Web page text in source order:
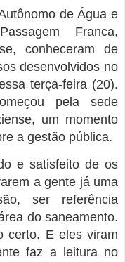
de Água e
Franca,
conheceram de
desenvolvidos no
terça-feira (20).
pela sede
um momento
a gestão pública.
e satisfeito de os
a gente já uma
ser referência
do saneamento.
certo. E eles viram
faz a leitura no